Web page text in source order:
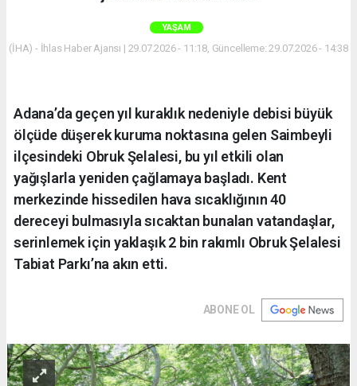
YAŞAM
(İHA) - İhlas Haber Ajansı | 29.07.2026 - 11:18, Güncelleme: 29.07.2026 - 14:38
Adana’da geçen yıl kuraklık nedeniyle debisi büyük
ölçüde düşerek kuruma noktasına gelen Saimbeyli
ilçesindeki Obruk Şelalesi, bu yıl etkili olan
yağışlarla yeniden çağlamaya başladı. Kent
merkezinde hissedilen hava sıcaklığının 40
dereceyi bulmasıyla sıcaktan bunalan vatandaşlar,
serinlemek için yaklaşık 2 bin rakımlı Obruk Şelalesi
Tabiat Parkı’na akın etti.
ABONE OL